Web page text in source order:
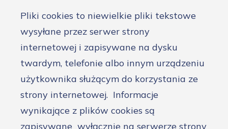
Pliki cookies to niewielkie pliki tekstowe
wysyłane przez serwer strony
internetowej i zapisywane na dysku
twardym, telefonie albo innym urządzeniu
użytkownika służącym do korzystania ze
strony internetowej. Informacje
wynikające z plików cookies są
zapisywane wyłącznie na serwerze strony